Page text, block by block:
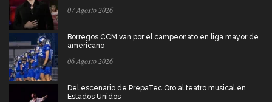
07 Agosto 2026
Borregos CCM van por el campeonato en liga mayor de
americano
06 Agosto 2026
Del escenario de PrepaTec Qro al teatro musical en
Estados Unidos